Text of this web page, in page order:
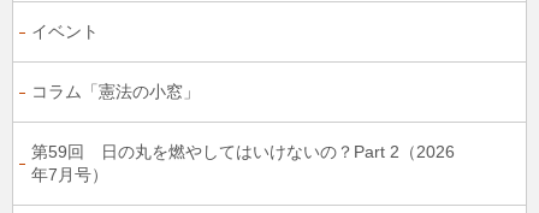
イベント
コラム「憲法の小窓」
第59回 日の丸を燃やしてはいけないの？Part 2（2026
年7月号）